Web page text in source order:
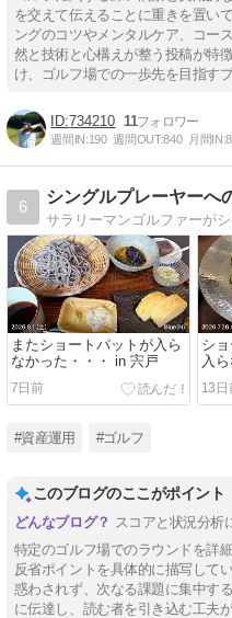
を交えて伝えることに重きを置い
ングのコツやメンタルケア、コー
然と技術と心構えが整う投稿が特
け、ゴルフ場での一歩先を目指す
734210 11
週間IN:190 週間OUT:840 月間IN:
6
シングルプレーヤーへ
またショートパットが入ら
なかった・・・ in 宍戸
7日前
シ
入
13日
#資産運用 #ゴルフ
このブログのここがポイント
スコアと状況分析
特定のゴルフ場でのラウンドを詳
反省ポイントを具体的に描写して
惑わされず、次なる課題に集中す
に伝達し、読む者を引き込む工夫